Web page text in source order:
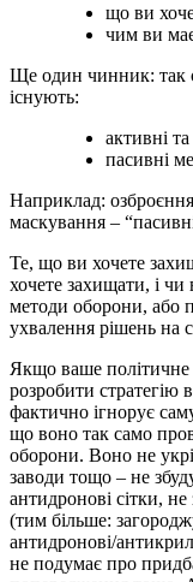
що ви
чим ви
Ще один чинник: так
існують:
активні та
пасивні
Наприклад:
маскування –
Те, що ви хочете
хочете захищати, і чи
методи оборони, або
ухвалення рішень на
Якщо ваше політичне
розробити стратегію
фактично ігнорує
що воно так само
оборони. Воно не
заводи тощо – не
антидронові сітки,
(тим більше:
антидронові/
не подумає про